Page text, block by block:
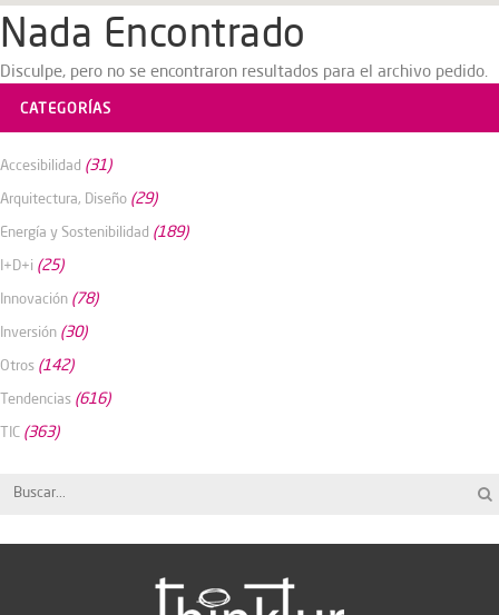
Nada Encontrado
Disculpe, pero no se encontraron resultados para el archivo pedido.
CATEGORÍAS
Accesibilidad (31)
Arquitectura, Diseño (29)
Energía y Sostenibilidad (189)
I+D+i (25)
Innovación (78)
Inversión (30)
Otros (142)
Tendencias (616)
TIC (363)